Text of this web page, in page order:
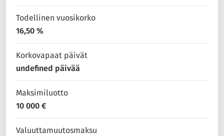
Todellinen vuosikorko
16,50 %
Korkovapaat päivät
undefined päivää
Maksimiluotto
10 000 €
Valuuttamuutosmaksu